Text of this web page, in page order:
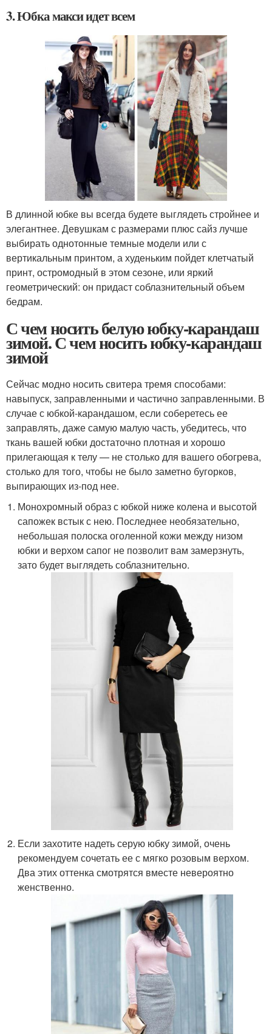
3. Юбка макси идет всем
В длинной юбке вы всегда будете выглядеть стройнее и
элегантнее. Девушкам с размерами плюс сайз лучше
выбирать однотонные темные модели или с
вертикальным принтом, а худеньким пойдет клетчатый
принт, остромодный в этом сезоне, или яркий
геометрический: он придаст соблазнительный объем
бедрам.
С чем носить белую юбку-карандаш
зимой. С чем носить юбку-карандаш
зимой
Сейчас модно носить свитера тремя способами:
навыпуск, заправленными и частично заправленными. В
случае с юбкой-карандашом, если соберетесь ее
заправлять, даже самую малую часть, убедитесь, что
ткань вашей юбки достаточно плотная и хорошо
прилегающая к телу — не столько для вашего обогрева,
столько для того, чтобы не было заметно бугорков,
выпирающих из-под нее.
Монохромный образ с юбкой ниже колена и высотой
сапожек встык с нею. Последнее необязательно,
небольшая полоска оголенной кожи между низом
юбки и верхом сапог не позволит вам замерзнуть,
зато будет выглядеть соблазнительно.
Если захотите надеть серую юбку зимой, очень
рекомендуем сочетать ее с мягко розовым верхом.
Два этих оттенка смотрятся вместе невероятно
женственно.